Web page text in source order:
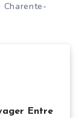
Entre